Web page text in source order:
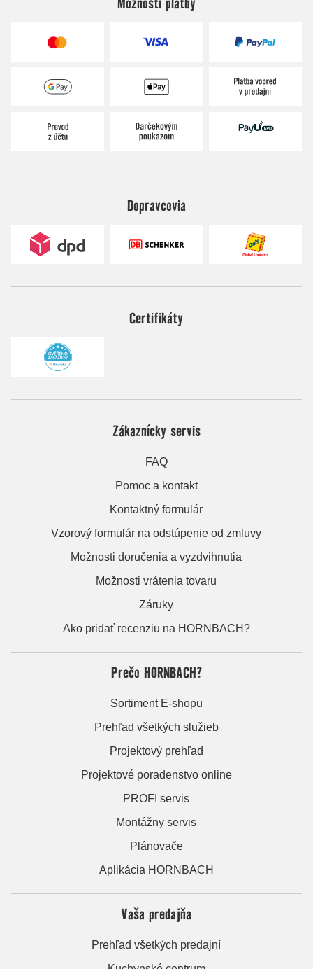
Dopravcovia
Certifikáty
Zákaznícky servis
FAQ
Pomoc a kontakt
Kontaktný formulár
Vzorový formulár na odstúpenie od zmluvy
Možnosti doručenia a vyzdvihnutia
Možnosti vrátenia tovaru
Záruky
Ako pridať recenziu na HORNBACH?
Prečo HORNBACH?
Sortiment E-shopu
Prehľad všetkých služieb
Projektový prehľad
Projektové poradenstvo online
PROFI servis
Montážny servis
Plánovače
Aplikácia HORNBACH
Vaša predajňa
Prehľad všetkých predajní